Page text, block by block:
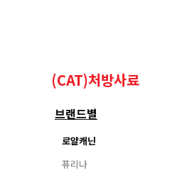
(CAT)처방사료
브랜드별
로얄캐닌
퓨리나